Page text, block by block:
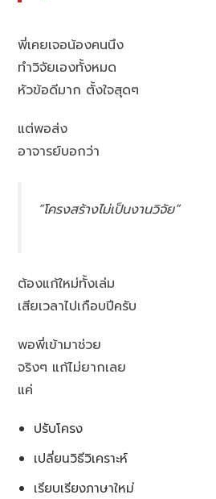
พี่เคยเจอน้องคนนึง
ทำวิจัยเองทั้งหมด
หัวข้อดีมาก ตั้งใจสุดๆ
แต่พอส่ง
อาจารย์บอกว่า
“โครงสร้างไม่เป็นงานวิจัย”
ต้องแก้ใหม่ทั้งเล่ม
เสียเวลาไปเกือบปีครับ
พอพี่เข้ามาช่วย
จริงๆ แก้ไม่ยากเลย
แค่
ปรับโครง
เปลี่ยนวิธีวิเคราะห์
เรียบเรียงภาษาใหม่